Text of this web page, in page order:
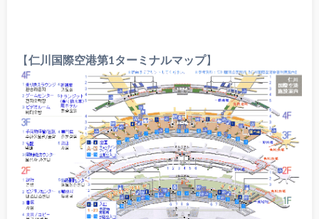
【仁川国際空港第1ターミナルマップ】